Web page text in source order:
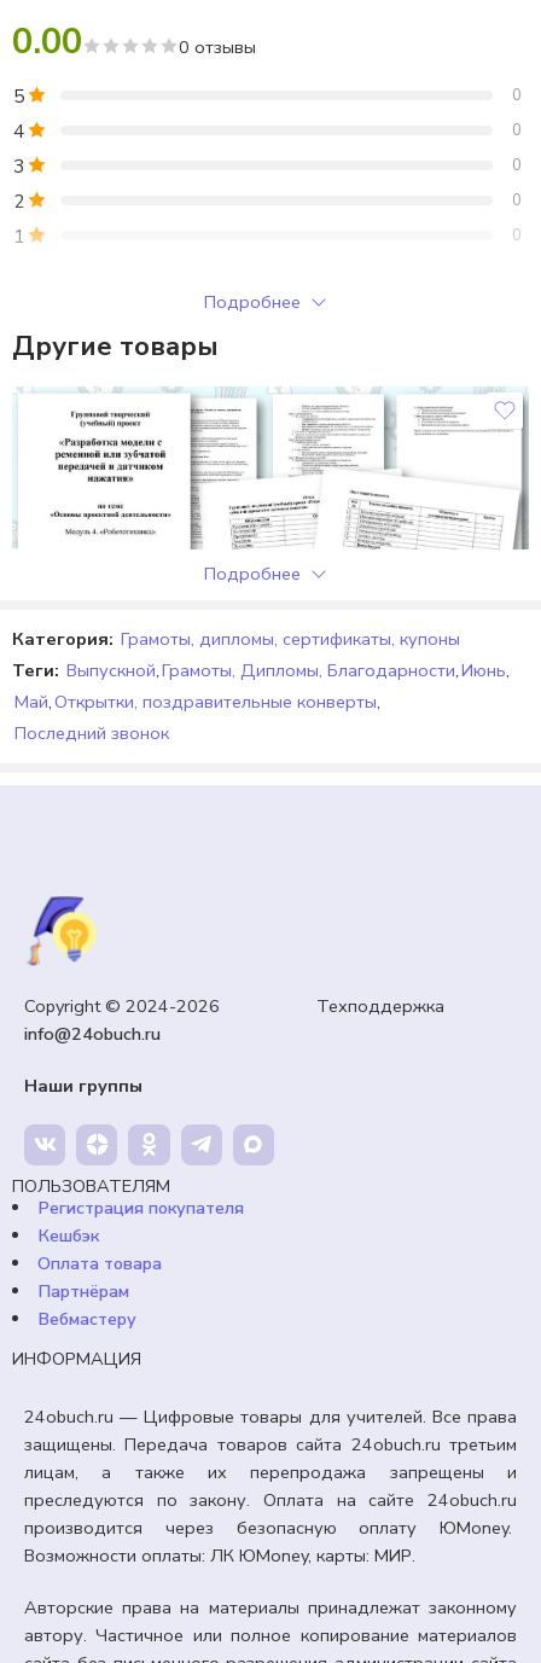
0.00 0 отзывы
5 0
4 0
3 0
2 0
1 0
Только зарегистрированные клиенты, купившие этот товар,
могут публиковать отзывы.
Отзывы
Отзывов пока нет.
Подробнее
Другие товары
5 КЛАСС,ТРУД/ТЕХНОЛОГИЯ
Групповой творческий (учебный) проект
передачей и датчиком нажатия» по теме «Основы
проектной деятельности». Модуль 4
Продавец:24obuch.ru
В корзину
Подробнее
Категория: Грамоты, дипломы, сертификаты, купоны
Теги: Выпускной,Грамоты, Дипломы, Благодарности,Июнь,
Май,Открытки, поздравительные конверты,
Последний звонок
Copyright © 2024-2026 Техподдержка
info@24obuch.ru
Наши группы
ПОЛЬЗОВАТЕЛЯМ
Регистрация покупателя
Кешбэк
Оплата товара
Партнёрам
Вебмастеру
ИНФОРМАЦИЯ
24obuch.ru — Цифровые товары для учителей. Все права
защищены. Передача товаров сайта 24obuch.ru третьим
лицам, а также их перепродажа запрещены и
преследуются по закону. Оплата на сайте 24obuch.ru
производится через безопасную оплату ЮMoney.
Возможности оплаты: ЛК ЮMoney, карты: МИР.
Авторские права на материалы принадлежат законному
автору. Частичное или полное копирование материалов